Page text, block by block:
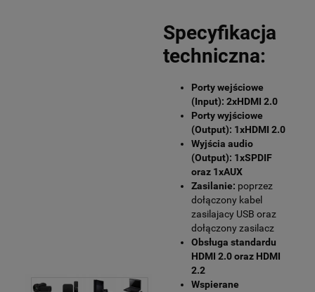
Specyfikacja
techniczna:
Porty wejściowe
(Input): 2xHDMI 2.0
Porty wyjściowe
(Output): 1xHDMI 2.0
Wyjścia audio
(Output): 1xSPDIF
oraz 1xAUX
Zasilanie: poprzez
dołączony kabel
zasilajacy USB oraz
dołączony zasilacz
Obsługa standardu
HDMI 2.0 oraz HDMI
2.2
Wspierane